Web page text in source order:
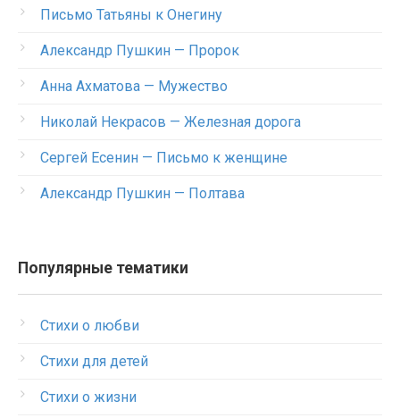
Письмо Татьяны к Онегину
Александр Пушкин — Пророк
Анна Ахматова — Мужество
Николай Некрасов — Железная дорога
Сергей Есенин — Письмо к женщине
Александр Пушкин — Полтава
Популярные тематики
Стихи о любви
Стихи для детей
Стихи о жизни